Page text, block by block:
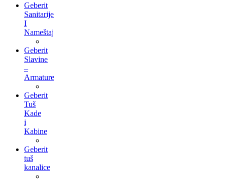
Geberit
Sanitarije
I
Nameštaj
Geberit
Slavine
–
Armature
Geberit
Tuš
Kade
i
Kabine
Geberit
tuš
kanalice